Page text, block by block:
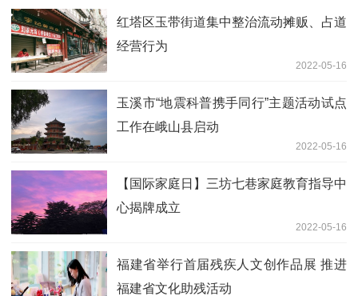
红塔区玉带街道集中整治流动摊贩、占道
经营行为
2022-05-16
玉溪市“地震科普携手同行”主题活动试点
工作在峨山县启动
2022-05-16
【国际家庭日】三坊七巷家庭教育指导中
心揭牌成立
2022-05-16
福建省举行首届残疾人文创作品展 推进
福建省文化助残活动